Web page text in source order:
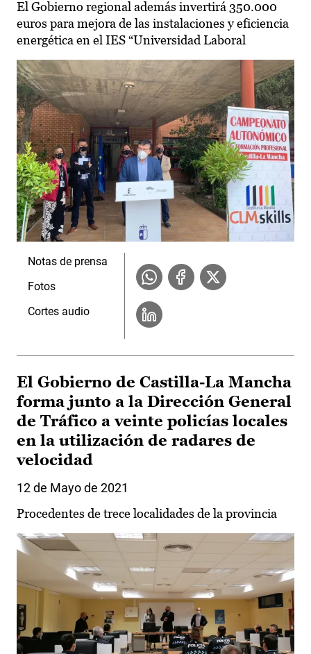
El Gobierno regional además invertirá 350.000
euros para mejora de las instalaciones y eficiencia
energética en el IES “Universidad Laboral
Notas de prensa
Fotos
Cortes audio
El Gobierno de Castilla-La Mancha
forma junto a la Dirección General
de Tráfico a veinte policías locales
en la utilización de radares de
velocidad
12 de Mayo de 2021
Procedentes de trece localidades de la provincia